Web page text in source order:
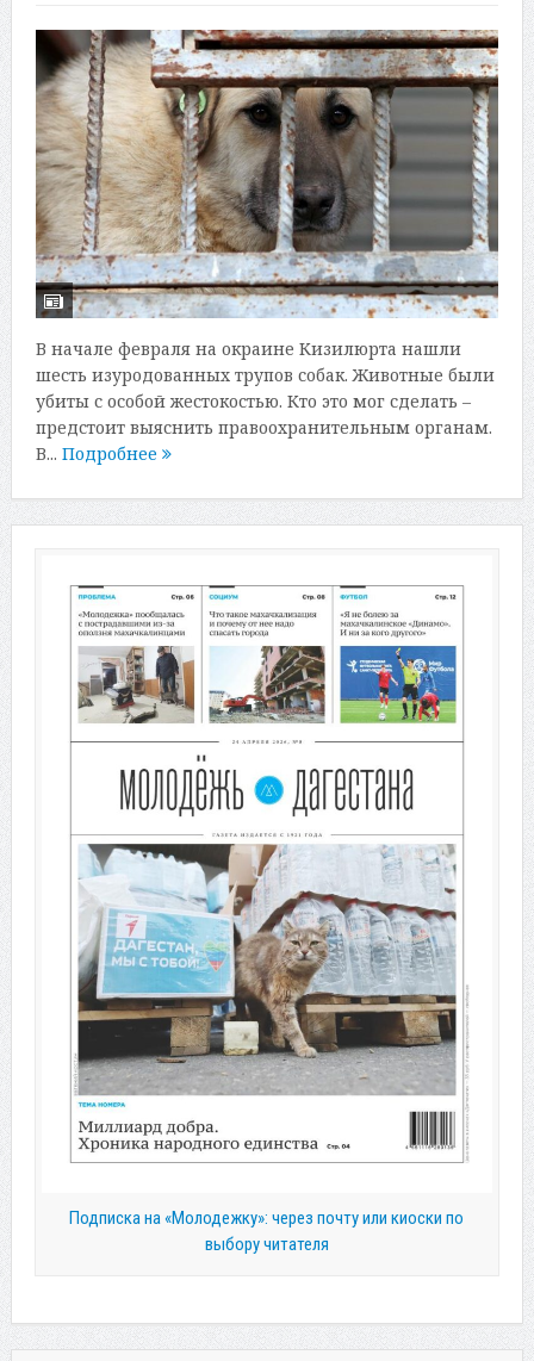
В начале февраля на окраине Кизилюрта нашли
шесть изуродованных трупов собак. Животные были
убиты с особой жестокостью. Кто это мог сделать –
предстоит выяснить правоохранительным органам.
В... Подробнее
Подписка на «Молодежку»: через почту или киоски по
выбору читателя